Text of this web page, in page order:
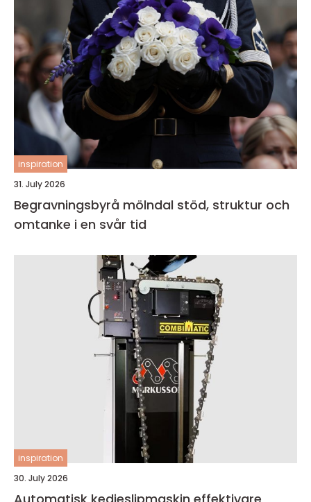
inspiration
31. July 2026
Begravningsbyrå mölndal stöd, struktur och
omtanke i en svår tid
inspiration
30. July 2026